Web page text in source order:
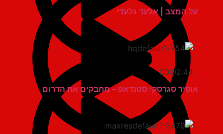
על המצב | אלעד גלעדי
00:02:44
אופיר סגרסקי סטנדאפ – מחבקים את הדרום